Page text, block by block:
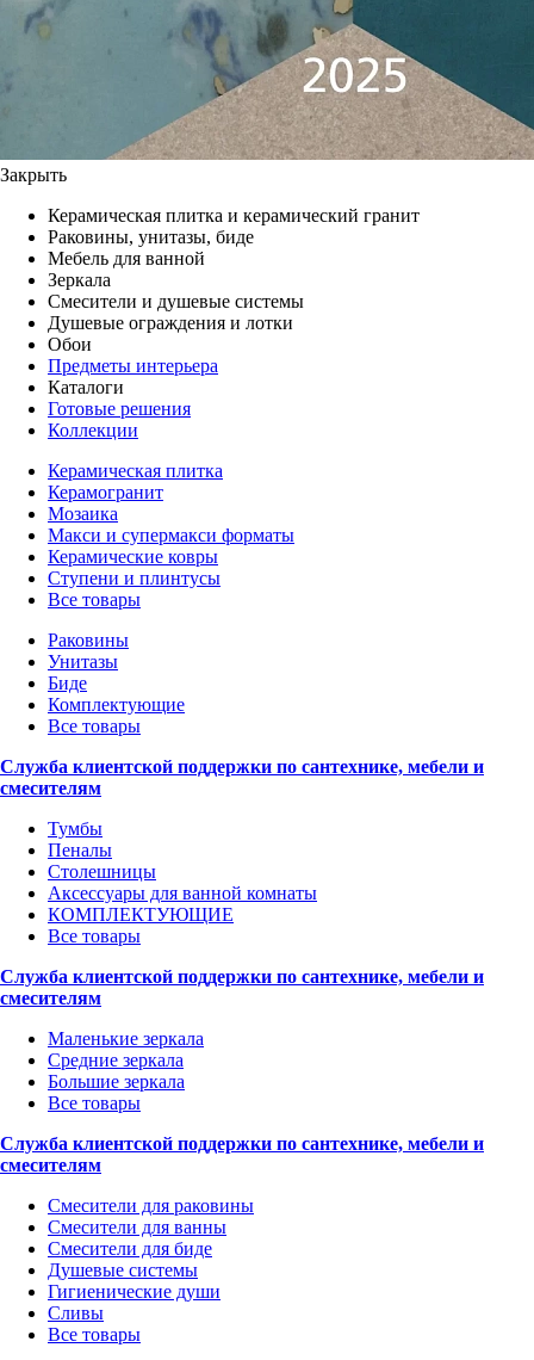
Закрыть
Керамическая плитка и керамический гранит
Раковины, унитазы, биде
Мебель для ванной
Зеркала
Смесители и душевые системы
Душевые ограждения и лотки
Обои
Предметы интерьера
Каталоги
Готовые решения
Коллекции
Керамическая плитка
Керамогранит
Мозаика
Макси и супермакси форматы
Керамические ковры
Ступени и плинтусы
Все товары
Раковины
Унитазы
Биде
Комплектующие
Все товары
Служба клиентской поддержки по сантехнике, мебели и
смесителям
Тумбы
Пеналы
Столешницы
Аксессуары для ванной комнаты
КОМПЛЕКТУЮЩИЕ
Все товары
Служба клиентской поддержки по сантехнике, мебели и
смесителям
Маленькие зеркала
Средние зеркала
Большие зеркала
Все товары
Служба клиентской поддержки по сантехнике, мебели и
смесителям
Смесители для раковины
Смесители для ванны
Смесители для биде
Душевые системы
Гигиенические души
Сливы
Все товары